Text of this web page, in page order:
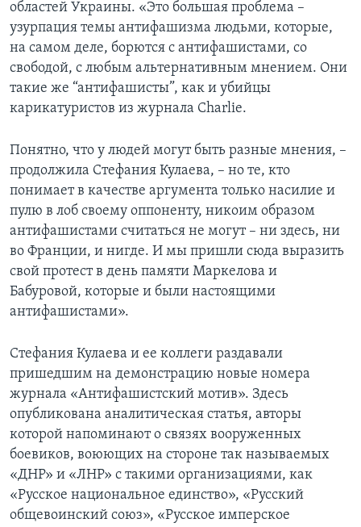
областей Украины. «Это большая проблема –
узурпация темы антифашизма людьми, которые,
на самом деле, борются с антифашистами, со
свободой, с любым альтернативным мнением. Они
такие же “антифашисты”, как и убийцы
карикатуристов из журнала Charlie.
Понятно, что у людей могут быть разные мнения, –
продолжила Стефания Кулаева, – но те, кто
понимает в качестве аргумента только насилие и
пулю в лоб своему оппоненту, никоим образом
антифашистами считаться не могут – ни здесь, ни
во Франции, и нигде. И мы пришли сюда выразить
свой протест в день памяти Маркелова и
Бабуровой, которые и были настоящими
антифашистами».
Стефания Кулаева и ее коллеги раздавали
пришедшим на демонстрацию новые номера
журнала «Антифашистский мотив». Здесь
опубликована аналитическая статья, авторы
которой напоминают о связях вооруженных
боевиков, воюющих на стороне так называемых
«ДНР» и «ЛНР» с такими организациями, как
«Русское национальное единство», «Русский
общевоинский союз», «Русское имперское